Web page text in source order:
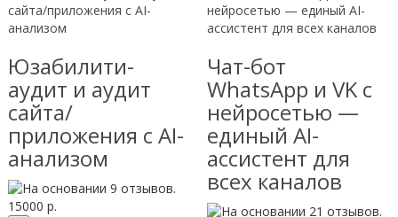
Юзабилити-
аудит и аудит
сайта/
приложения с AI-
анализом
15000 р.
Чат-бот
WhatsApp и VK с
нейросетью —
единый AI-
ассистент для
всех каналов